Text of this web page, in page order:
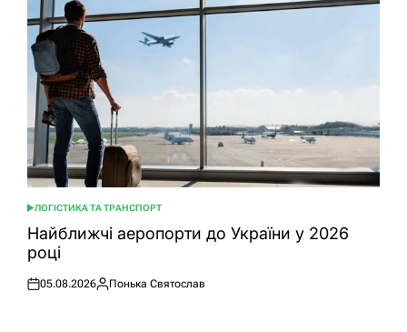
ОПУБЛІКУВАТИ
У
ЛОГІСТИКА ТА ТРАНСПОРТ
Найближчі аеропорти до України у 2026
році
Оприлюднено
05.08.2026
Опубліковано
Понька Святослав